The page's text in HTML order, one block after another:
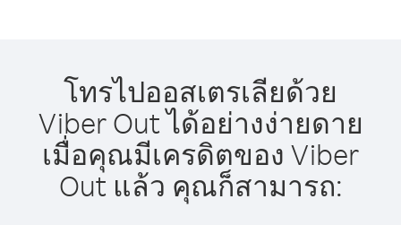
โทรไปออสเตรเลียด้วย
Viber Out ได้อย่างง่ายดาย
เมื่อคุณมีเครดิตของ Viber
Out แล้ว คุณก็สามารถ: